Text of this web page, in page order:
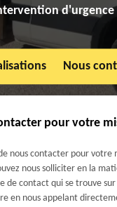
d'urgence
Nous
pour votre
nous contacter pour votre
nous solliciter en la
de contact qui se trouve
en nous appelant